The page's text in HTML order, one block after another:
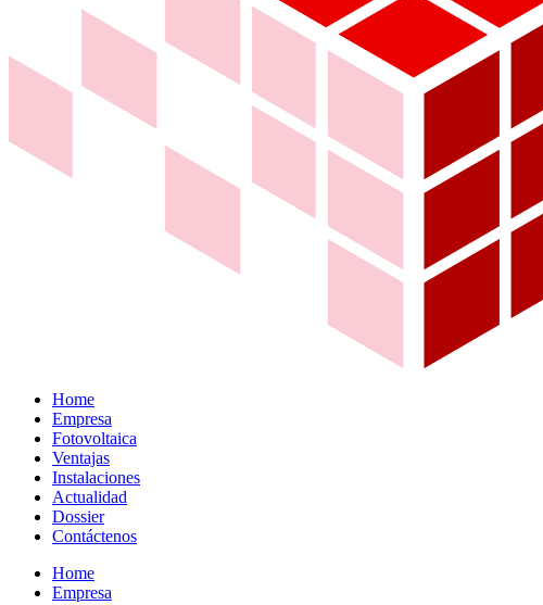
Home
Empresa
Fotovoltaica
Ventajas
Instalaciones
Actualidad
Dossier
Contáctenos
Home
Empresa